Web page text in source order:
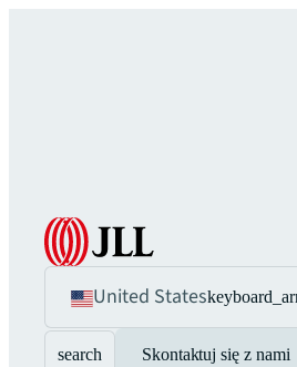
United States
search Skontaktuj się z nami